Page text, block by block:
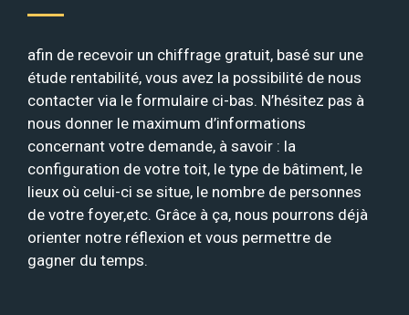
afin de recevoir un chiffrage gratuit, basé sur une
étude rentabilité, vous avez la possibilité de nous
contacter via le formulaire ci-bas. N’hésitez pas à
nous donner le maximum d’informations
concernant votre demande, à savoir : la
configuration de votre toit, le type de bâtiment, le
lieux où celui-ci se situe, le nombre de personnes
de votre foyer,etc. Grâce à ça, nous pourrons déjà
orienter notre réflexion et vous permettre de
gagner du temps.